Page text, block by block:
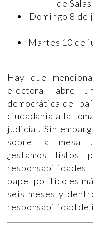
de
Domingo 8 de
Martes 10 de
Hay que
electoral abre
democrática del
ciudadanía a la
judicial. Sin
sobre la mesa
¿estamos listos
papel político es
seis meses y
responsabilidad de